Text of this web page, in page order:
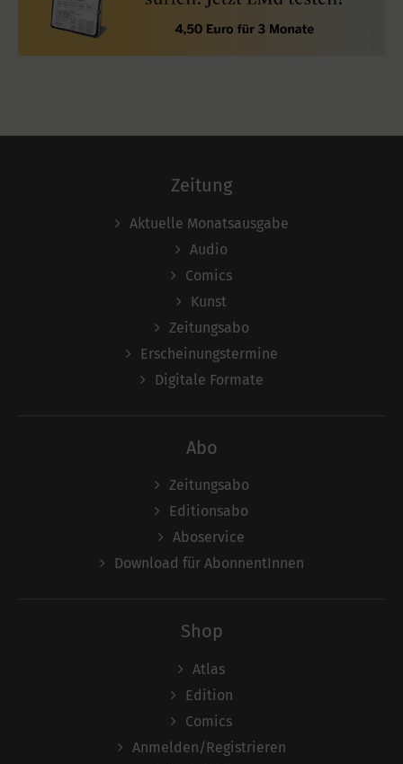
Zeitung
Aktuelle Monatsausgabe
Audio
Comics
Kunst
Zeitungsabo
Erscheinungstermine
Digitale Formate
Abo
Zeitungsabo
Editionsabo
Aboservice
Download für AbonnentInnen
Shop
Atlas
Edition
Comics
Anmelden/Registrieren